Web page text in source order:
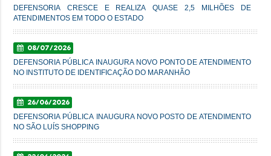
DEFENSORIA CRESCE E REALIZA QUASE 2,5 MILHÕES DE
ATENDIMENTOS EM TODO O ESTADO
08/07/2026
DEFENSORIA PÚBLICA INAUGURA NOVO PONTO DE ATENDIMENTO
NO INSTITUTO DE IDENTIFICAÇÃO DO MARANHÃO
26/06/2026
DEFENSORIA PÚBLICA INAUGURA NOVO POSTO DE ATENDIMENTO
NO SÃO LUÍS SHOPPING